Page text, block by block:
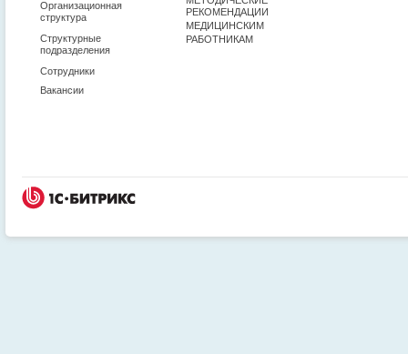
Организационная
структура
Структурные
подразделения
Сотрудники
Вакансии
РЕКОМЕНДАЦИИ
МЕДИЦИНСКИМ
РАБОТНИКАМ